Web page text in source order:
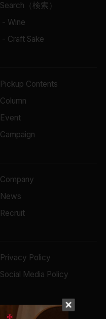
Search（検索）
- Wine
- Craft Sake
Pickup Contents
Column
Event
Campaign
Company
News
Recruit
Privacy Policy
Social Media Policy